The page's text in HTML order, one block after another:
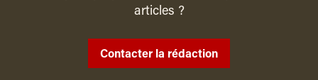
articles ?
Contacter la rédaction